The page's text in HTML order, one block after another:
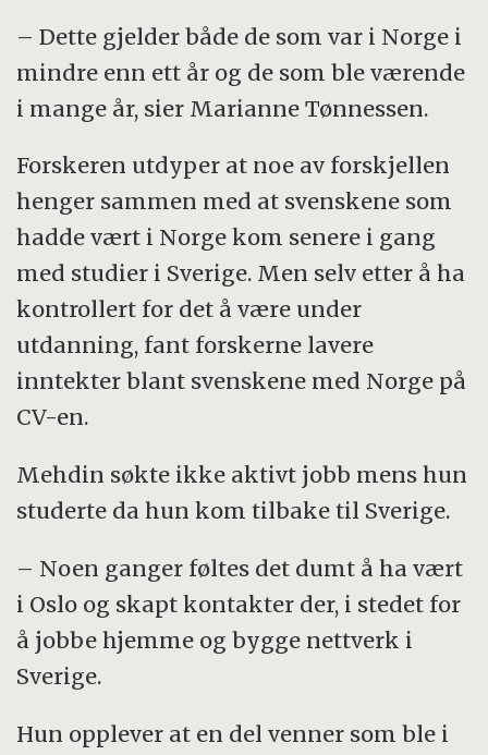
– Dette gjelder både de som var i Norge i
mindre enn ett år og de som ble værende
i mange år, sier Marianne Tønnessen.
Forskeren utdyper at noe av forskjellen
henger sammen med at svenskene som
hadde vært i Norge kom senere i gang
med studier i Sverige. Men selv etter å ha
kontrollert for det å være under
utdanning, fant forskerne lavere
inntekter blant svenskene med Norge på
CV-en.
Mehdin søkte ikke aktivt jobb mens hun
studerte da hun kom tilbake til Sverige.
– Noen ganger føltes det dumt å ha vært
i Oslo og skapt kontakter der, i stedet for
å jobbe hjemme og bygge nettverk i
Sverige.
Hun opplever at en del venner som ble i